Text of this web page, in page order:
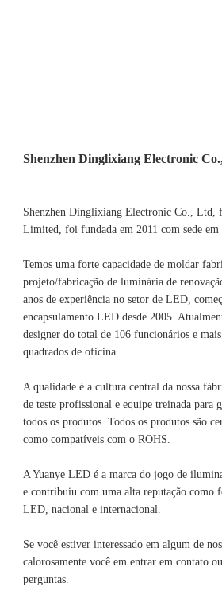
Shenzhen Dinglixiang Electronic Co.,
Limited, foi fundada em 2011 com sede em
Temos uma forte capacidade de moldar
projeto/fabricação de luminária de
anos de experiência no setor de LED,
encapsulamento LED desde 2005.
designer do total de 106 funcionários e
A qualidade é a cultura central da nossa
de teste profissional e equipe treinada para
todos os produtos. Todos os produtos são
A Yuanye LED é a marca do jogo de
e contribuiu com uma alta reputação como
Se você estiver interessado em algum de
calorosamente você em entrar em contato